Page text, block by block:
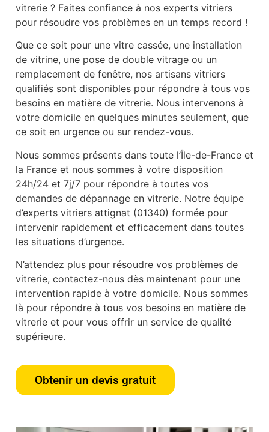
vitrerie ? Faites confiance à nos experts vitriers
pour résoudre vos problèmes en un temps record !
Que ce soit pour une vitre cassée, une installation
de vitrine, une pose de double vitrage ou un
remplacement de fenêtre, nos artisans vitriers
qualifiés sont disponibles pour répondre à tous vos
besoins en matière de vitrerie. Nous intervenons à
votre domicile en quelques minutes seulement, que
ce soit en urgence ou sur rendez-vous.
Nous sommes présents dans toute l’Île-de-France et
la France et nous sommes à votre disposition
24h/24 et 7j/7 pour répondre à toutes vos
demandes de dépannage en vitrerie. Notre équipe
d’experts vitriers attignat (01340) formée pour
intervenir rapidement et efficacement dans toutes
les situations d’urgence.
N’attendez plus pour résoudre vos problèmes de
vitrerie, contactez-nous dès maintenant pour une
intervention rapide à votre domicile. Nous sommes
là pour répondre à tous vos besoins en matière de
vitrerie et pour vous offrir un service de qualité
supérieure.
Obtenir un devis gratuit